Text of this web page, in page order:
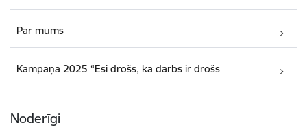
Par mums
Kampaņa 2025 “Esi drošs, ka darbs ir drošs
Noderīgi